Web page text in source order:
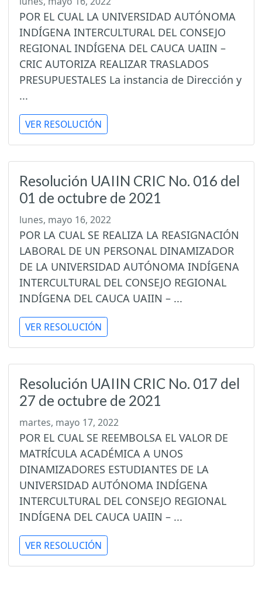
POR EL CUAL LA UNIVERSIDAD AUTÓNOMA
INDÍGENA INTERCULTURAL DEL CONSEJO
REGIONAL INDÍGENA DEL CAUCA UAIIN –
CRIC AUTORIZA REALIZAR TRASLADOS
PRESUPUESTALES La instancia de Dirección y
...
VER RESOLUCIÓN
Resolución UAIIN CRIC No. 016 del
01 de octubre de 2021
lunes, mayo 16, 2022
POR LA CUAL SE REALIZA LA REASIGNACIÓN
LABORAL DE UN PERSONAL DINAMIZADOR
DE LA UNIVERSIDAD AUTÓNOMA INDÍGENA
INTERCULTURAL DEL CONSEJO REGIONAL
INDÍGENA DEL CAUCA UAIIN – ...
VER RESOLUCIÓN
Resolución UAIIN CRIC No. 017 del
27 de octubre de 2021
martes, mayo 17, 2022
POR EL CUAL SE REEMBOLSA EL VALOR DE
MATRÍCULA ACADÉMICA A UNOS
DINAMIZADORES ESTUDIANTES DE LA
UNIVERSIDAD AUTÓNOMA INDÍGENA
INTERCULTURAL DEL CONSEJO REGIONAL
INDÍGENA DEL CAUCA UAIIN – ...
VER RESOLUCIÓN